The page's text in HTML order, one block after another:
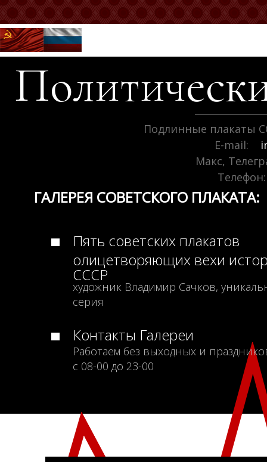
Подлинные плакаты
E-mail:
Макс,
Телефон:
ГАЛЕРЕЯ СОВЕТСКОГО ПЛАКАТА:
Пять советских плакатов
олицетворяющих вехи
СССР
художник Владимир Сачков,
серия
Контакты Галереи
Работаем без выходных и
с 08-00 до 23-00